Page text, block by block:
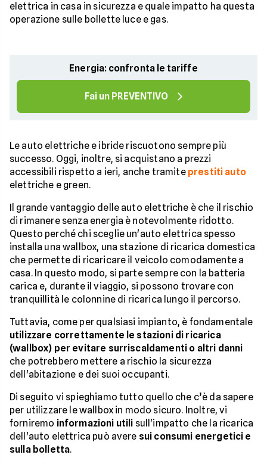
elettrica in casa in sicurezza e quale impatto ha questa
operazione sulle bollette luce e gas.
Energia: confronta le tariffe
Fai un PREVENTIVO
Le auto elettriche e ibride riscuotono sempre più
successo. Oggi, inoltre, si acquistano a prezzi
accessibili rispetto a ieri, anche tramite prestiti auto
elettriche e green.
Il grande vantaggio delle auto elettriche è che il rischio
di rimanere senza energia è notevolmente ridotto.
Questo perché chi sceglie un'auto elettrica spesso
installa una wallbox, una stazione di ricarica domestica
che permette di ricaricare il veicolo comodamente a
casa. In questo modo, si parte sempre con la batteria
carica e, durante il viaggio, si possono trovare con
tranquillità le colonnine di ricarica lungo il percorso.
Tuttavia, come per qualsiasi impianto, è fondamentale
utilizzare correttamente le stazioni di ricarica
(wallbox) per evitare surriscaldamenti o altri danni
che potrebbero mettere a rischio la sicurezza
dell'abitazione e dei suoi occupanti.
Di seguito vi spieghiamo tutto quello che c’è da sapere
per utilizzare le wallbox in modo sicuro. Inoltre, vi
forniremo informazioni utili sull'impatto che la ricarica
dell'auto elettrica può avere sui consumi energetici e
sulla bolletta.